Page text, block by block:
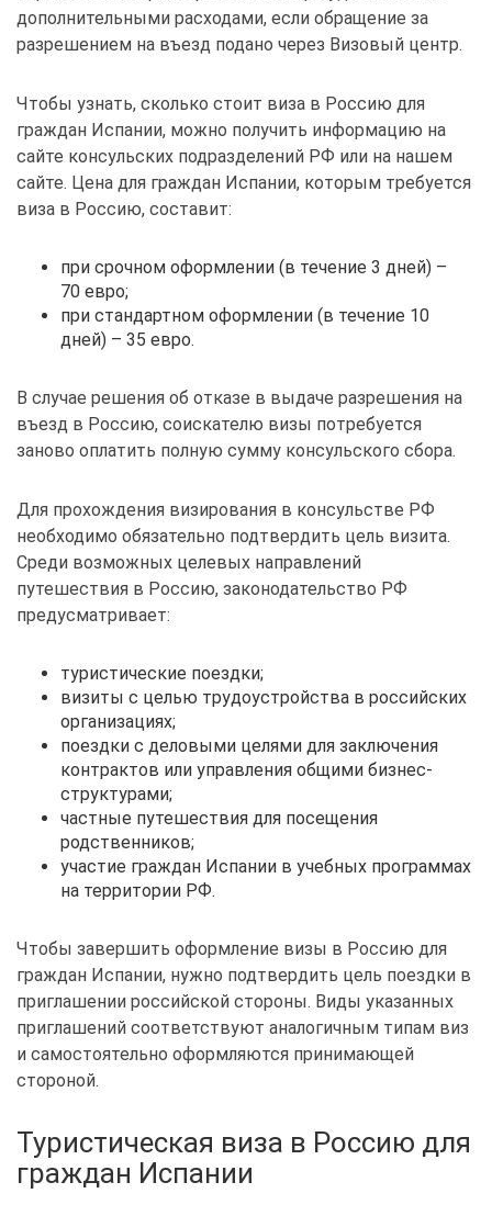
дополнительными расходами, если обращение за
разрешением на въезд подано через Визовый центр.
Чтобы узнать, сколько стоит виза в Россию для
граждан Испании, можно получить информацию на
сайте консульских подразделений РФ или на нашем
сайте. Цена для граждан Испании, которым требуется
виза в Россию, составит:
при срочном оформлении (в течение 3 дней) –
70 евро;
при стандартном оформлении (в течение 10
дней) – 35 евро.
В случае решения об отказе в выдаче разрешения на
въезд в Россию, соискателю визы потребуется
заново оплатить полную сумму консульского сбора.
Для прохождения визирования в консульстве РФ
необходимо обязательно подтвердить цель визита.
Среди возможных целевых направлений
путешествия в Россию, законодательство РФ
предусматривает:
туристические поездки;
визиты с целью трудоустройства в российских
организациях;
поездки с деловыми целями для заключения
контрактов или управления общими бизнес-
структурами;
частные путешествия для посещения
родственников;
участие граждан Испании в учебных программах
на территории РФ.
Чтобы завершить оформление визы в Россию для
граждан Испании, нужно подтвердить цель поездки в
приглашении российской стороны. Виды указанных
приглашений соответствуют аналогичным типам виз
и самостоятельно оформляются принимающей
стороной.
Туристическая виза в Россию для
граждан Испании